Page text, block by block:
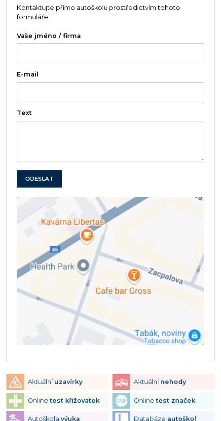
Kontaktujte přímo autoškolu prostředictvím tohoto
formuláře.
Vaše jméno / firma
E-mail
Text
ODESLAT
Aktuální uzavírky Aktuální nehody
Onlinetest křižovatek Onlinetest značek
Autoškola výuka Databáze autoškol